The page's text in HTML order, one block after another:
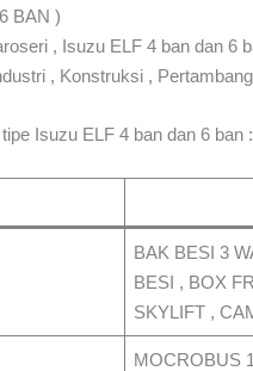
BAN )
, Isuzu ELF 4 ban dan 6
, Konstruksi ,
Isuzu ELF 4 ban dan 6 ban :
BAK BESI 3
BESI , BOX
SKYLIFT ,
MOCROBUS